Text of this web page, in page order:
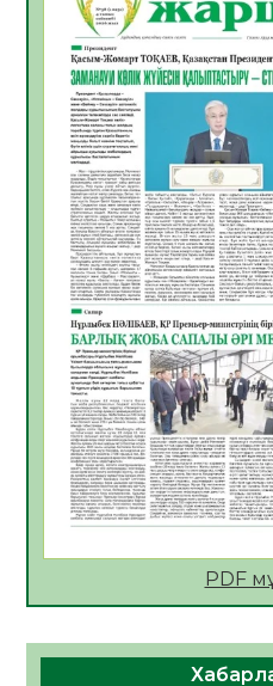
Инфекциялық
жұмыстарының
06.08.2026
Көкжөтел ауруы
06.08.2026
АПВ вакцинасы
06.08.2026
Open Air:
департаменті 20
көрерменнің
06.08.2026
ҚЫЗЫЛОРДАДА
ЖАРҚЫН БОЛАШАҚ»
МӘЖІЛІС ӨТТІ
05.08.2026
Қазақстан Орталық
азаматтың міндеті
PDF